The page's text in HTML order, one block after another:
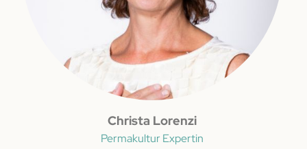
Christa Lorenzi
Permakultur Expertin